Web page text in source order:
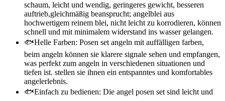
schaum, leicht und wendig, geringeres gewicht, besseren
auftrieb,gleichmäßig beansprucht; angelblei aus
hochwertigem reinem blei, nicht leicht zu korrodieren, können
schnell und mit minimalem widerstand ins wasser gelangen.
🐟Helle Farben: Posen set angeln mit auffälligen farben,
beim angeln können sie klarere signale sehen und empfangen,
was perfekt zum angeln in verschiedenen situationen und
tiefen ist. stellen sie ihnen ein entspanntes und komfortables
angelerlebnis.
🐟Einfach zu bedienen: Die angel posen set sind leicht und